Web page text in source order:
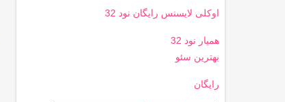
اوکلی لایسنس رایگان نود 32
همیار نود 32
بهترین سئو
رایگان